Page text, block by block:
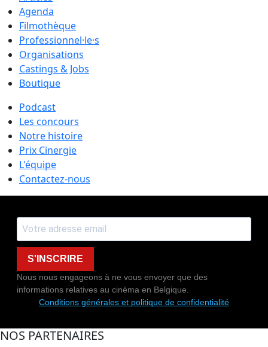
Agenda
Filmothèque
Professionnel·le·s
Organisations
Castings & Jobs
Boutique
Podcast
Les concours
Notre histoire
Prix Cinergie
L'équipe
Contactez-nous
S'INSCRIRE
Nous nous engageons à ne vous envoyer que des
informations relatives au cinéma en Belgique.
Conditions générales et politique de confidentialité
NOS PARTENAIRES